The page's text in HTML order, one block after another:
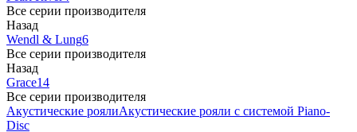
Все серии производителя
Назад
Wendl & Lung6
Все серии производителя
Назад
Grace14
Все серии производителя
Акустические роялиАкустические рояли с системой Piano-
Disc